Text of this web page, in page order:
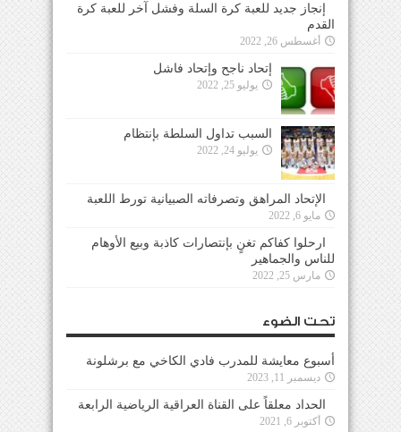
إنجاز جديد للعبة كرة السلة وفشل آخر للعبة كرة
القدم
أغسطس 26, 2022
إتحاد ناجح وإتحاد فاشل
يوليو 25, 2022
السبب تداول السلطة بإنتظام
يوليو 24, 2022
الإتحاد المراهق وتصرفاته الصبيانية تورط اللعبة
مايو 6, 2022
ارحلوا كفاكم تغنٍ بإنتصارات كاذبة وبيع الأوهام
للناس والجماهير
مارس 25, 2022
تحت الضوء
أسبوع معايشة للمدرب فادي الكاخي مع برشلونة
ديسمبر 11, 2023
الحداد معلقاً على القناة العراقية الرياضية الرابعة
أكتوبر 6, 2021